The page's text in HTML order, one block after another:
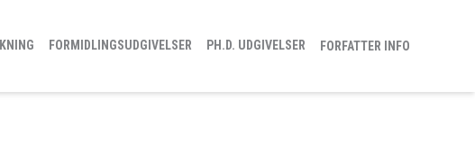
FORMIDLINGSUDGIVELSER PH.D. UDGIVELSER FORFATTER INFO